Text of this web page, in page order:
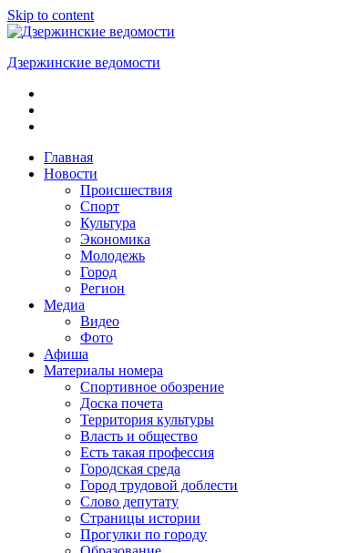
Skip to content
Дзержинские ведомости
ОБЩЕСТВЕННО-
ПОЛИТИЧЕСКАЯ
ГАЗЕТАГлавная
Новости
Происшествия
Спорт
Культура
Экономика
Молодежь
Город
Регион
Медиа
Видео
Фото
Афиша
Материалы номера
Спортивное обозрение
Доска почета
Территория культуры
Власть и общество
Есть такая профессия
Городская среда
Город трудовой доблести
Слово депутату
Страницы истории
Прогулки по городу